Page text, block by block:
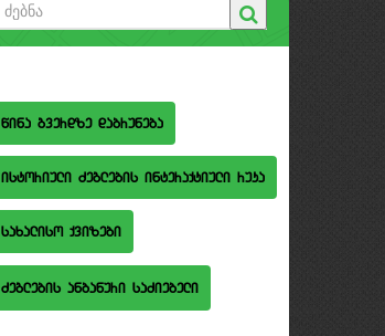
wina gverdze dabruneba
istoriuli Zeglebis interaqtiuli ruka
saxaliso qvizebi